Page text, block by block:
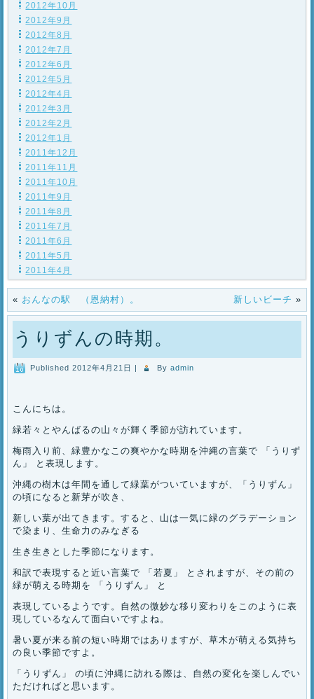
2012年10月
2012年9月
2012年8月
2012年7月
2012年6月
2012年5月
2012年4月
2012年3月
2012年2月
2012年1月
2011年12月
2011年11月
2011年10月
2011年9月
2011年8月
2011年7月
2011年6月
2011年5月
2011年4月
« おんなの駅 （恩納村）。 新しいビーチ »
うりずんの時期。
Published 2012年4月21日 By admin
こんにちは。
緑若々とやんばるの山々が輝く季節が訪れています。
梅雨入り前、緑豊かなこの爽やかな時期を沖縄の言葉で 「うりず
ん」 と表現します。
沖縄の樹木は年間を通して緑葉がついていますが、「うりずん」
の頃になると新芽が吹き、
新しい葉が出てきます。すると、山は一気に緑のグラデーション
で染まり、生命力のみなぎる
生き生きとした季節になります。
和訳で表現すると近い言葉で 「若夏」 とされますが、その前の
緑が萌える時期を 「うりずん」 と
表現しているようです。自然の微妙な移り変わりをこのように表
現しているなんて面白いですよね。
暑い夏が来る前の短い時期ではありますが、草木が萌える気持ち
の良い季節ですよ。
「うりずん」 の頃に沖縄に訪れる際は、自然の変化を楽しんでい
ただければと思います。